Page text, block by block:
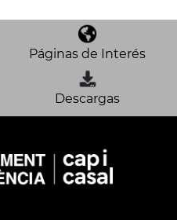
Páginas de Interés
Descargas